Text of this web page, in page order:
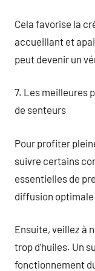
Cela favorise la
accueillant et
peut devenir un
7. Les meilleures
de senteurs
Pour profiter
suivre certains
essentielles de
diffusion
Ensuite, veillez à
trop d’huiles. Un
fonctionnement